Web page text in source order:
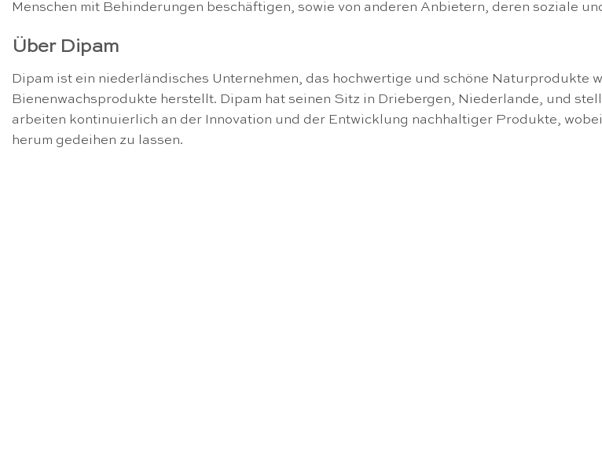
Menschen mit Behinderungen beschäftigen, sowie von anderen Anbietern, deren soziale
Über Dipam
Dipam ist ein niederländisches Unternehmen, das hochwertige und schöne Naturprodukte
Bienenwachsprodukte herstellt. Dipam hat seinen Sitz in Driebergen, Niederlande, und
arbeiten kontinuierlich an der Innovation und der Entwicklung nachhaltiger Produkte,
herum gedeihen zu lassen.